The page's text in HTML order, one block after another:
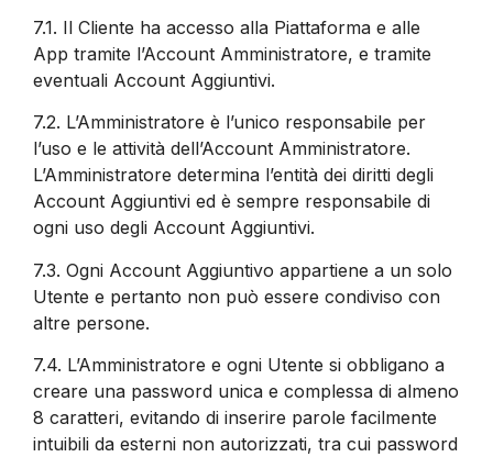
7.1. Il Cliente ha accesso alla Piattaforma e alle
App tramite l’Account Amministratore, e tramite
eventuali Account Aggiuntivi.
7.2. L’Amministratore è l’unico responsabile per
l’uso e le attività dell’Account Amministratore.
L’Amministratore determina l’entità dei diritti degli
Account Aggiuntivi ed è sempre responsabile di
ogni uso degli Account Aggiuntivi.
7.3. Ogni Account Aggiuntivo appartiene a un solo
Utente e pertanto non può essere condiviso con
altre persone.
7.4. L’Amministratore e ogni Utente si obbligano a
creare una password unica e complessa di almeno
8 caratteri, evitando di inserire parole facilmente
intuibili da esterni non autorizzati, tra cui password